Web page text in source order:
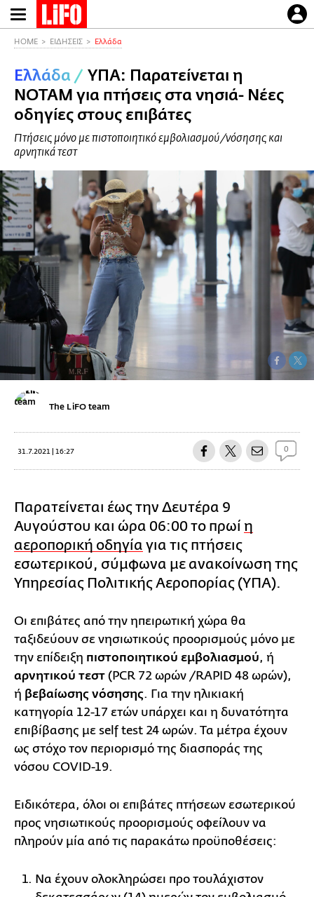
Παράκαμψη
προς
περιεχόμενο
HOME ΕΙΔΗΣΕΙΣ Ελλάδα
Ελλάδα / ΥΠΑ: Παρατείνεται η
ΝΟΤΑΜ για πτήσεις στα νησιά- Νέες
οδηγίες στους επιβάτες
Πτήσεις μόνο με πιστοποιητικό εμβολιασμού/νόσησης και
αρνητικά τεστ
The LiFO team
31.7.2021 | 16:27 0
Παρατείνεται έως την Δευτέρα 9
Αυγούστου και ώρα 06:00 το πρωί η
αεροπορική οδηγία για τις πτήσεις
εσωτερικού, σύμφωνα με ανακοίνωση της
Υπηρεσίας Πολιτικής Αεροπορίας (ΥΠΑ).
Οι επιβάτες από την ηπειρωτική χώρα θα
ταξιδεύουν σε νησιωτικούς προορισμούς μόνο με
την επίδειξη πιστοποιητικού εμβολιασμού, ή
αρνητικού τεστ (PCR 72 ωρών /RAPID 48 ωρών),
ή βεβαίωσης νόσησης. Για την ηλικιακή
κατηγορία 12-17 ετών υπάρχει και η δυνατότητα
επιβίβασης με self test 24 ωρών. Τα μέτρα έχουν
ως στόχο τον περιορισμό της διασποράς της
νόσου COVID-19.
Ειδικότερα, όλοι οι επιβάτες πτήσεων εσωτερικού
προς νησιωτικούς προορισμούς οφείλουν να
πληρούν μία από τις παρακάτω προϋποθέσεις:
Να έχουν ολοκληρώσει προ τουλάχιστον